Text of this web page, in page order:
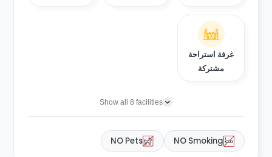
غرفة استراحة
مشتركة
Show all 8 facilities
NO Smoking
NO Pets